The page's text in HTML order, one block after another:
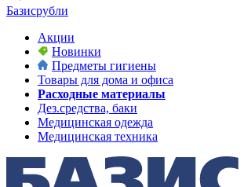
Базисрубли
Акции
Новинки
Предметы гигиены
Товары для дома и офиса
Расходные материалы
Дез.средства, баки
Медицинская одежда
Медицинская техника